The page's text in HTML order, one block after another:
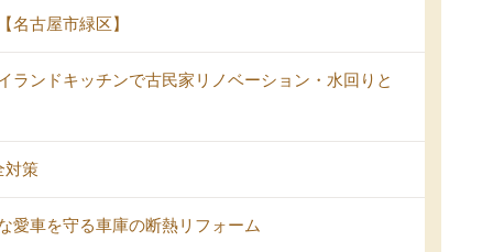
古屋市緑区】
ンドキッチンで古民家リノベーション・水回りと
対策
愛車を守る車庫の断熱リフォーム